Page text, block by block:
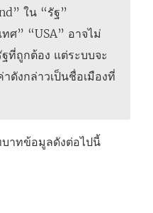
ใน “รัฐ”
ศ” “USA” อาจไม่
ที่ถูกต้อง แต่ระบบจะ
ดังกล่าวเป็นชื่อเมืองที่
าทข้อมูลดังต่อไปนี้